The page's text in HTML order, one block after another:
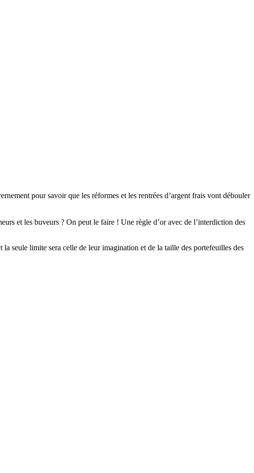
pour savoir que les réformes et les rentrées d’argent frais vont débouler
et les buveurs ? On peut le faire ! Une règle d’or avec de l’interdiction des
la seule limite sera celle de leur imagination et de la taille des portefeuilles des